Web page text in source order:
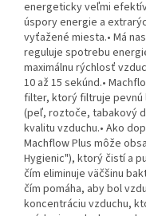
energeticky veľmi
úspory energie a
vyťažené miesta.• Má
reguluje spotrebu
maximálnu rýchlosť
10 až 15 sekúnd.•
filter, ktorý filtruje pevnú
(peľ, roztoče, tabakový
kvalitu vzduchu.• Ako
Machflow Plus môže
Hygienic"), ktorý čistí a
čím eliminuje väčšinu
čím pomáha, aby bol
koncentráciu vzduchu,